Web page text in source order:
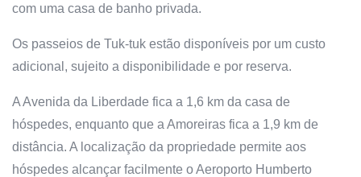
com uma casa de banho privada.
Os passeios de Tuk-tuk estão disponíveis por um custo
adicional, sujeito a disponibilidade e por reserva.
A Avenida da Liberdade fica a 1,6 km da casa de
hóspedes, enquanto que a Amoreiras fica a 1,9 km de
distância. A localização da propriedade permite aos
hóspedes alcançar facilmente o Aeroporto Humberto